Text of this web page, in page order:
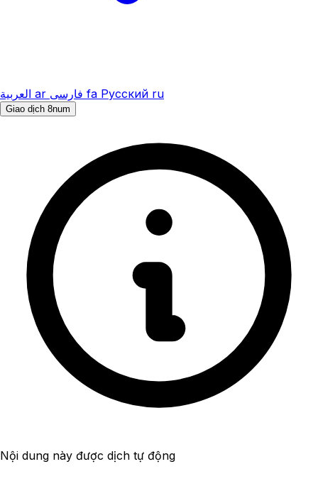
العربية ar فارسی fa Русский ru
Giao dịch 8num
Nội dung này được dịch tự động